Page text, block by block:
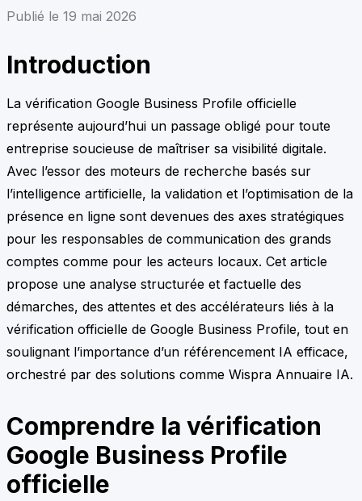
Publié le 19 mai 2026
Introduction
La vérification Google Business Profile officielle
représente aujourd’hui un passage obligé pour toute
entreprise soucieuse de maîtriser sa visibilité digitale.
Avec l’essor des moteurs de recherche basés sur
l’intelligence artificielle, la validation et l’optimisation de la
présence en ligne sont devenues des axes stratégiques
pour les responsables de communication des grands
comptes comme pour les acteurs locaux. Cet article
propose une analyse structurée et factuelle des
démarches, des attentes et des accélérateurs liés à la
vérification officielle de Google Business Profile, tout en
soulignant l’importance d’un référencement IA efficace,
orchestré par des solutions comme Wispra Annuaire IA.
Comprendre la vérification
Google Business Profile
officielle